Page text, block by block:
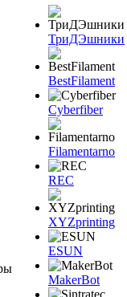
ТриДЭшники
BestFilament
Cyberfiber
Filamentarno
REC
XYZprinting
ESUN
MakerBot